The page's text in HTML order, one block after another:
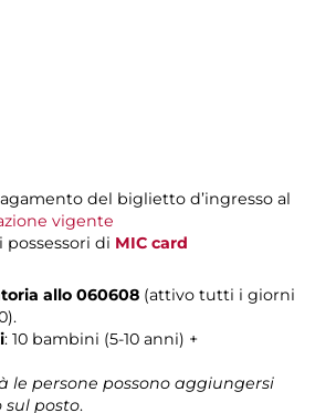
del biglietto d’ingresso al
vigente
di MIC card
allo 060608 (attivo tutti i giorni
: 10 bambini (5-10 anni) +
le persone possono aggiungersi
sul posto.